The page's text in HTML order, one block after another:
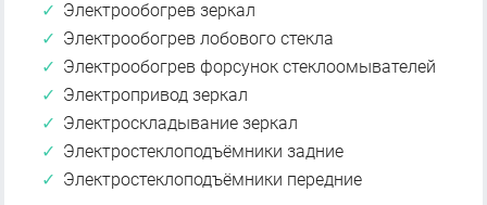
Электрообогрев зеркал
Электрообогрев лобового стекла
Электрообогрев форсунок стеклоомывателей
Электропривод зеркал
Электроскладывание зеркал
Электростеклоподъёмники задние
Электростеклоподъёмники передние